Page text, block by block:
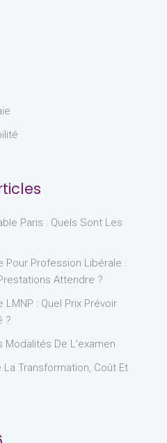
Paris : Quels Sont Les
Pour Profession Libérale :
Attendre ?
: Quel Prix Prévoir
?
Modalités De L’examen
La Transformation, Coût Et